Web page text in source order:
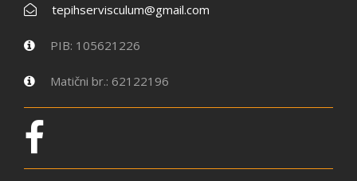
tepihservisculum@gmail.com
PIB: 105621226
Matični br.: 62122196